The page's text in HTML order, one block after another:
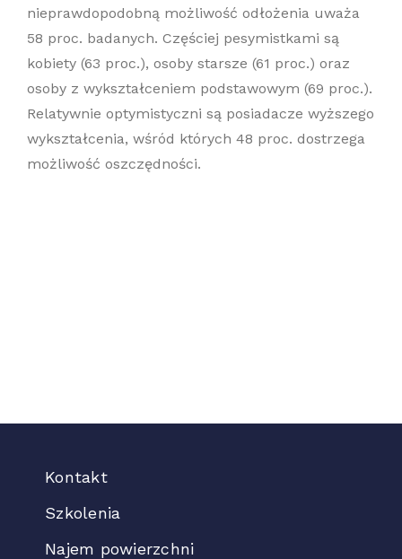
nieprawdopodobną możliwość odłożenia uważa
58 proc. badanych. Częściej pesymistkami są
kobiety (63 proc.), osoby starsze (61 proc.) oraz
osoby z wykształceniem podstawowym (69 proc.).
Relatywnie optymistyczni są posiadacze wyższego
wykształcenia, wśród których 48 proc. dostrzega
możliwość oszczędności.
Kontakt
Szkolenia
Najem powierzchni